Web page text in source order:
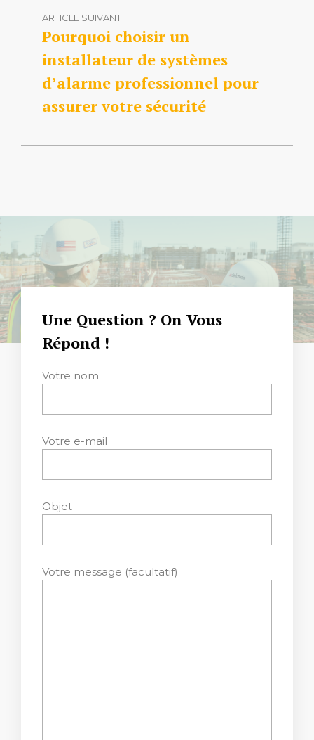
ARTICLE SUIVANT
Pourquoi choisir un
installateur de systèmes
d’alarme professionnel pour
assurer votre sécurité
Une Question ? On Vous
Répond !
Votre nom
Votre e-mail
Objet
Votre message (facultatif)